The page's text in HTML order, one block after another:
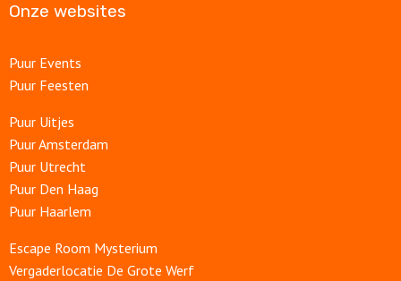
Onze websites
Puur Events
Puur Feesten
Puur Uitjes
Puur Amsterdam
Puur Utrecht
Puur Den Haag
Puur Haarlem
Escape Room Mysterium
Vergaderlocatie De Grote Werf